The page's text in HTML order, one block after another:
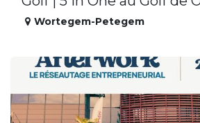
Wortegem-Petegem